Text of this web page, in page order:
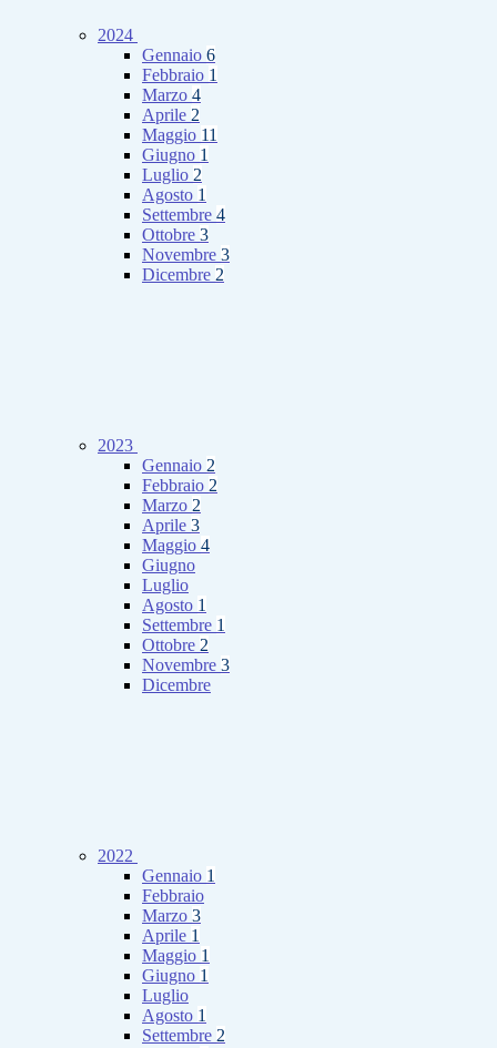
2024
Gennaio 6
Febbraio 1
Marzo 4
Aprile 2
Maggio 11
Giugno 1
Luglio 2
Agosto 1
Settembre 4
Ottobre 3
Novembre 3
Dicembre 2
2023
Gennaio 2
Febbraio 2
Marzo 2
Aprile 3
Maggio 4
Giugno
Luglio
Agosto 1
Settembre 1
Ottobre 2
Novembre 3
Dicembre
2022
Gennaio 1
Febbraio
Marzo 3
Aprile 1
Maggio 1
Giugno 1
Luglio
Agosto 1
Settembre 2